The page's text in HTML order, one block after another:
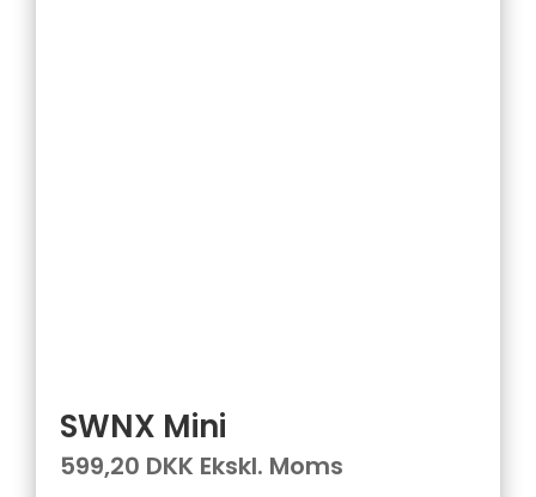
SWNX Mini
599,20 DKK Ekskl. Moms